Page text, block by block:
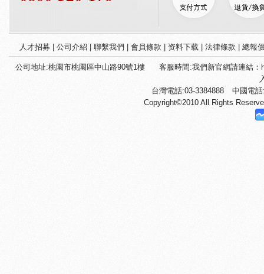
人才招募 公司介紹 聯繫我們 會員條款 资料下载| 法律條款 總報
公司地址:桃園市桃園區中山路90號1樓
客服時間:我們新官網請連結
台灣電話:03-3384888
中國電
Copyright©2010 All Rights